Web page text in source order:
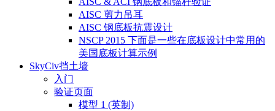
AISC 剪力吊耳
AISC 钢底板抗震设计
NSCP 2015 下面是一些在底板设计中常用的
美国底板计算示例
SkyCiv挡土墙
入门
验证页面
模型 1 (英制)